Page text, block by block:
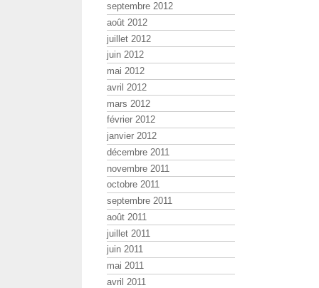
septembre 2012
août 2012
juillet 2012
juin 2012
mai 2012
avril 2012
mars 2012
février 2012
janvier 2012
décembre 2011
novembre 2011
octobre 2011
septembre 2011
août 2011
juillet 2011
juin 2011
mai 2011
avril 2011